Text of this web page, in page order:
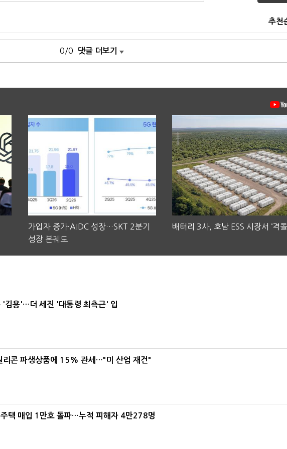
추천
0/0 댓글 더보기
가입자 증가·AIDC 성장…SKT 2분기
성장 본궤도
배터리 3사, 호남 ESS 시장서 ‘격돌
'김용'…더 세진 '대통령 최측근' 입
리콘 파생상품에 15% 관세…"미 산업 재건"
택 매입 1만호 돌파…누적 피해자 4만278명